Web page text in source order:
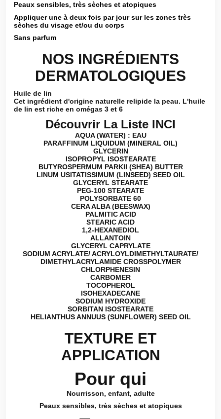
Peaux sensibles, très sèches et atopiques
Appliquer une à deux fois par jour sur les zones très
sèches du visage et/ou du corps
Sans parfum
NOS INGRÉDIENTS
DERMATOLOGIQUES
Huile de lin
Cet ingrédient d'origine naturelle relipide la peau. L'huile
de lin est riche en omégas 3 et 6
Découvrir La Liste INCI
AQUA (WATER) : EAU
PARAFFINUM LIQUIDUM (MINERAL OIL)
GLYCERIN
ISOPROPYL ISOSTEARATE
BUTYROSPERMUM PARKII (SHEA) BUTTER
LINUM USITATISSIMUM (LINSEED) SEED OIL
GLYCERYL STEARATE
PEG-100 STEARATE
POLYSORBATE 60
CERA ALBA (BEESWAX)
PALMITIC ACID
STEARIC ACID
1,2-HEXANEDIOL
ALLANTOIN
GLYCERYL CAPRYLATE
SODIUM ACRYLATE/ ACRYLOYLDIMETHYLTAURATE/
DIMETHYLACRYLAMIDE CROSSPOLYMER
CHLORPHENESIN
CARBOMER
TOCOPHEROL
ISOHEXADECANE
SODIUM HYDROXIDE
SORBITAN ISOSTEARATE
HELIANTHUS ANNUUS (SUNFLOWER) SEED OIL
TEXTURE ET
APPLICATION
Pour qui
Nourrisson, enfant, adulte
Peaux sensibles, très sèches et atopiques